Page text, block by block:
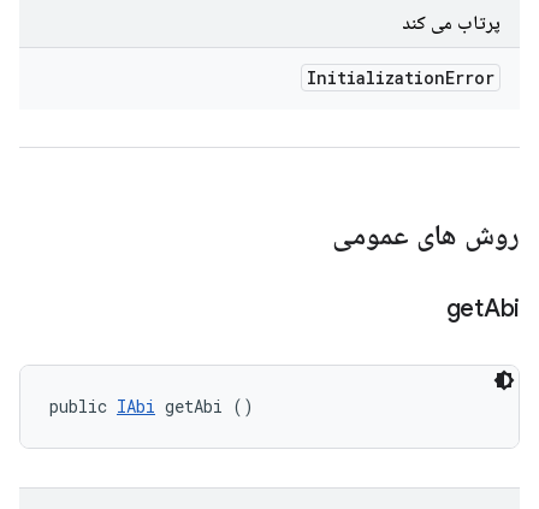
پرتاب می کند
InitializationError
روش های عمومی
getAbi
public IAbi getAbi ()